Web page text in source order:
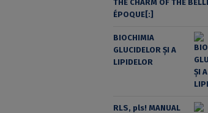
THE CHARM OF THE
ÉPOQUE[:]
BIOCHIMIA
GLUCIDELOR ȘI A
LIPIDELOR
RLS, pls! MANUAL